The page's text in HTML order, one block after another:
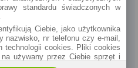
Dla firm
Konta firmowe
Leasingi
Inne
standardu świadczonych w
Ciebie, jako użytkownika
nazwisko, nr telefonu czy e-mail,
technologii cookies. Pliki cookies
używany przez Ciebie sprzęt i